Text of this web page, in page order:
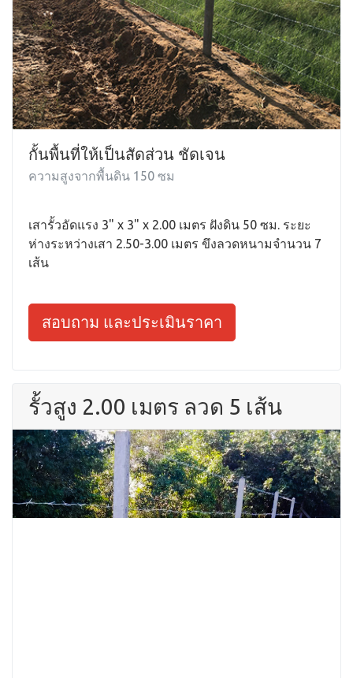
กั้นพื้นที่ให้เป็นสัดส่วน ชัดเจน
ความสูงจากพื้นดิน 150 ซม
เสารั้วอัดแรง 3" x 3" x 2.00 เมตร ฝังดิน 50 ซม. ระยะ
ห่างระหว่างเสา 2.50-3.00 เมตร ขึงลวดหนามจำนวน 7
เส้น
สอบถาม และประเมินราคา
รั้วสูง 2.00 เมตร ลวด 5 เส้น